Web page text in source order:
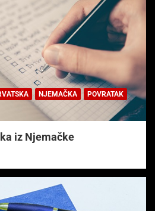
NJEMAČKA
POVRATAK
iz Njemačke